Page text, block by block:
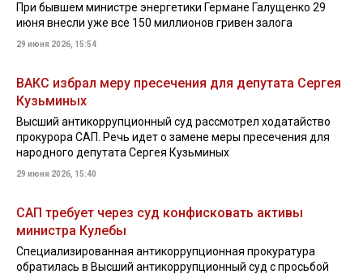
При бывшем министре энергетики Германе Галущенко 29
июня внесли уже все 150 миллионов гривен залога
29 июня 2026, 15:54
ВАКС избрал меру пресечения для депутата Сергея
Кузьминых
Высший антикоррупционный суд рассмотрел ходатайство
прокурора САП. Речь идет о замене меры пресечения для
народного депутата Сергея Кузьминых
29 июня 2026, 15:40
САП требует через суд конфисковать активы
министра Кулебы
Специализированная антикоррупционная прокуратура
обратилась в Высший антикоррупционный суд с просьбой